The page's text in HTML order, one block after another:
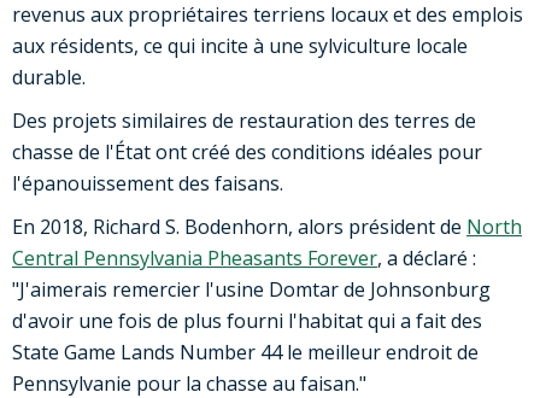
revenus aux propriétaires terriens locaux et des emplois
aux résidents, ce qui incite à une sylviculture locale
durable.
Des projets similaires de restauration des terres de
chasse de l'État ont créé des conditions idéales pour
l'épanouissement des faisans.
En 2018, Richard S. Bodenhorn, alors président de North
Central Pennsylvania Pheasants Forever, a déclaré :
"J'aimerais remercier l'usine Domtar de Johnsonburg
d'avoir une fois de plus fourni l'habitat qui a fait des
State Game Lands Number 44 le meilleur endroit de
Pennsylvanie pour la chasse au faisan."